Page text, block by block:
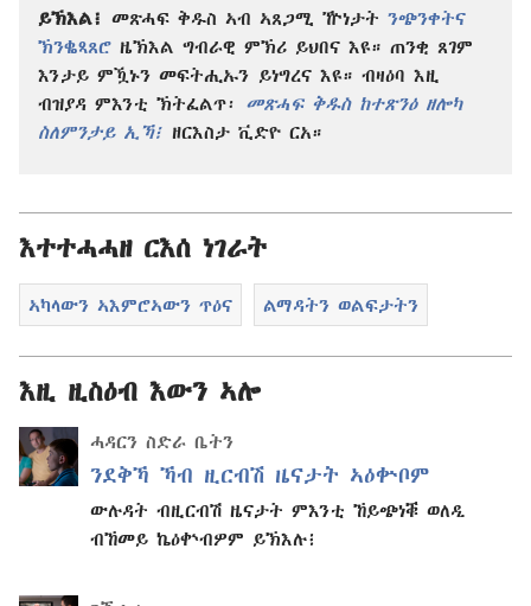
ይኽእል፧
መጽሓፍ ቅዱስ ኣብ ኣጸጋሚ ዅነታት ንጭንቀትና
ኽንቈጻጸሮ ዜኽእል ግብራዊ ምኽሪ ይህበና እዩ። ጠንቂ ጸገም
እንታይ ምዃኑን መፍትሒኡን ይነግረና እዩ። ብዛዕባ እዚ
ብዝያዳ ምእንቲ ኽትፈልጥ፡ መጽሓፍ ቅዱስ ከተጽንዕ ዘሎካ
ስለምንታይ ኢኻ፧ ዘርእስታ ቪድዮ ርአ።
እተተሓሓዘ ርእሰ ነገራት
ኣካላውን ኣእምሮኣውን ጥዕና ልማዳትን ወልፍታትን
እዚ ዚስዕብ እውን ኣሎ
ሓዳርን ስድራ ቤትን
ንደቅኻ ኻብ ዚርብሽ ዜናታት ኣዕቍቦም
ውሉዳት ብዚርብሽ ዜናታት ምእንቲ ኸይጭነቑ ወለዲ
ብኸመይ ኬዕቍብዎም ይኽእሉ፧